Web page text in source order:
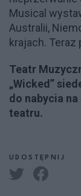
Musical
Australii,
krajach. Teraz
Teatr
„Wicked”
do nabycia
teatru.
UDOSTĘPNIJ